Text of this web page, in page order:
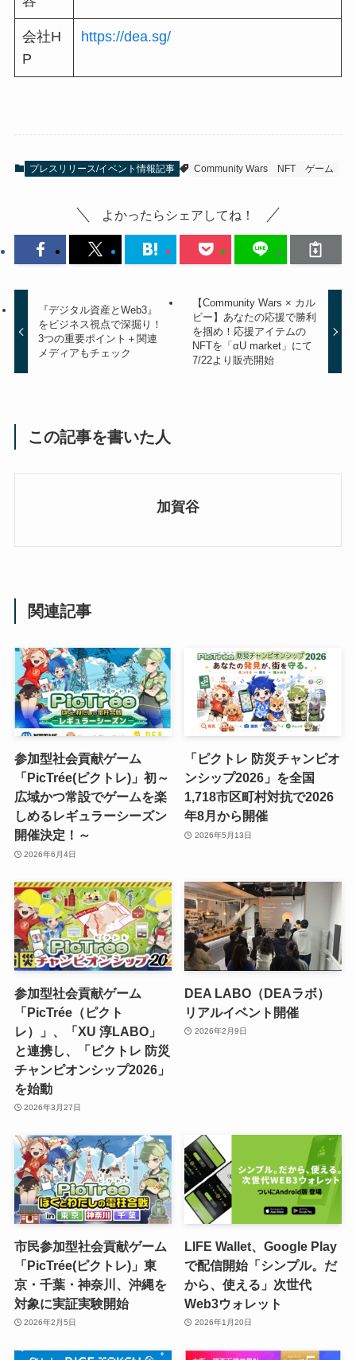
会社H
P
https://dea.sg/
プレスリリース/イベント情報記事 Community Wars NFT ゲーム
よかったらシェアしてね！
『デジタル資産とWeb3』
をビジネス視点で深掘り！
3つの重要ポイント＋関連
メディアもチェック
【Community Wars × カル
ビー】あなたの応援で勝利
を掴め！応援アイテムの
NFTを「αU market」にて
7/22より販売開始
この記事を書いた人
加賀谷
関連記事
参加型社会貢献ゲーム
「PicTrée(ピクトレ)」初～
広域かつ常設でゲームを楽
しめるレギュラーシーズン
開催決定！～
2026年6月4日
「ピクトレ 防災チャンピオ
ンシップ2026」を全国
1,718市区町村対抗で2026
年8月から開催
2026年5月13日
参加型社会貢献ゲーム
「PicTrée（ピクト
レ）」、「XU 淳LABO」
と連携し、「ピクトレ 防災
チャンピオンシップ2026」
を始動
2026年3月27日
DEA LABO（DEAラボ）
リアルイベント開催
2026年2月9日
市民参加型社会貢献ゲーム
「PicTrée(ピクトレ)」東
京・千葉・神奈川、沖縄を
対象に実証実験開始
2026年2月5日
LIFE Wallet、Google Play
で配信開始「シンプル。だ
から、使える」次世代
Web3ウォレット
2026年1月20日